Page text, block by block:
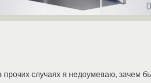
случаях я недоумеваю, зачем